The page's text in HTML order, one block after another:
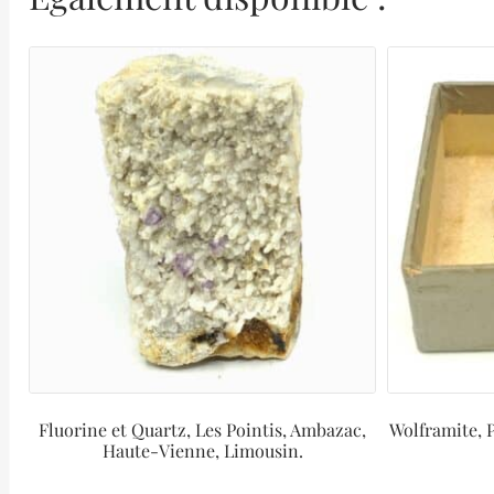
Fluorine et Quartz, Les Pointis, Ambazac,
Haute-Vienne, Limousin.
Wolframite,